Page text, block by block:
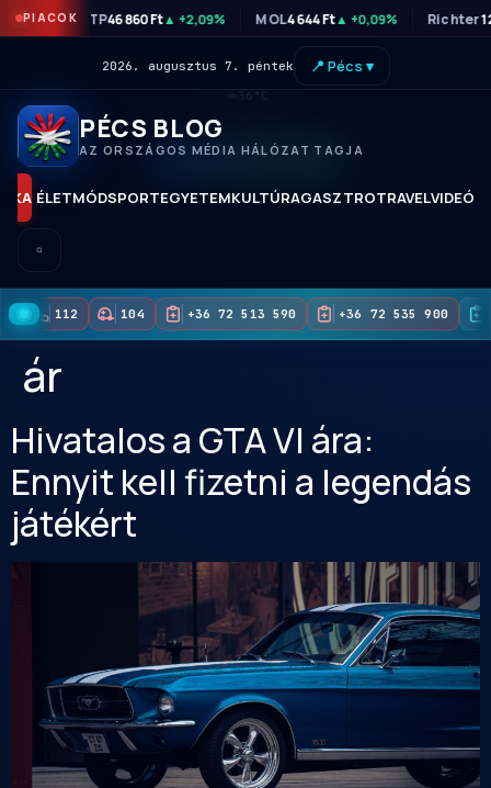
PIACOK OTP46 860 Ft▲ +2,09% MOL4 644 Ft▲ +0,09% Richter
2026. augusztus 7. péntek 📍 Pécs ▾
KORAI HOZZÁFÉRÉS
PÉCS BLOG
AZ ORSZÁGOS MÉDIA HÁLÓZAT TAGJA
ÉLETMÓDSPORTEGYETEMKULTÚRAGASZTROTRAVELVIDEÓK
112 104 +36 72 513 590 +36 72 535 900
ár
Hivatalos a GTA VI ára:
Ennyit kell fizetni a legendás
játékért